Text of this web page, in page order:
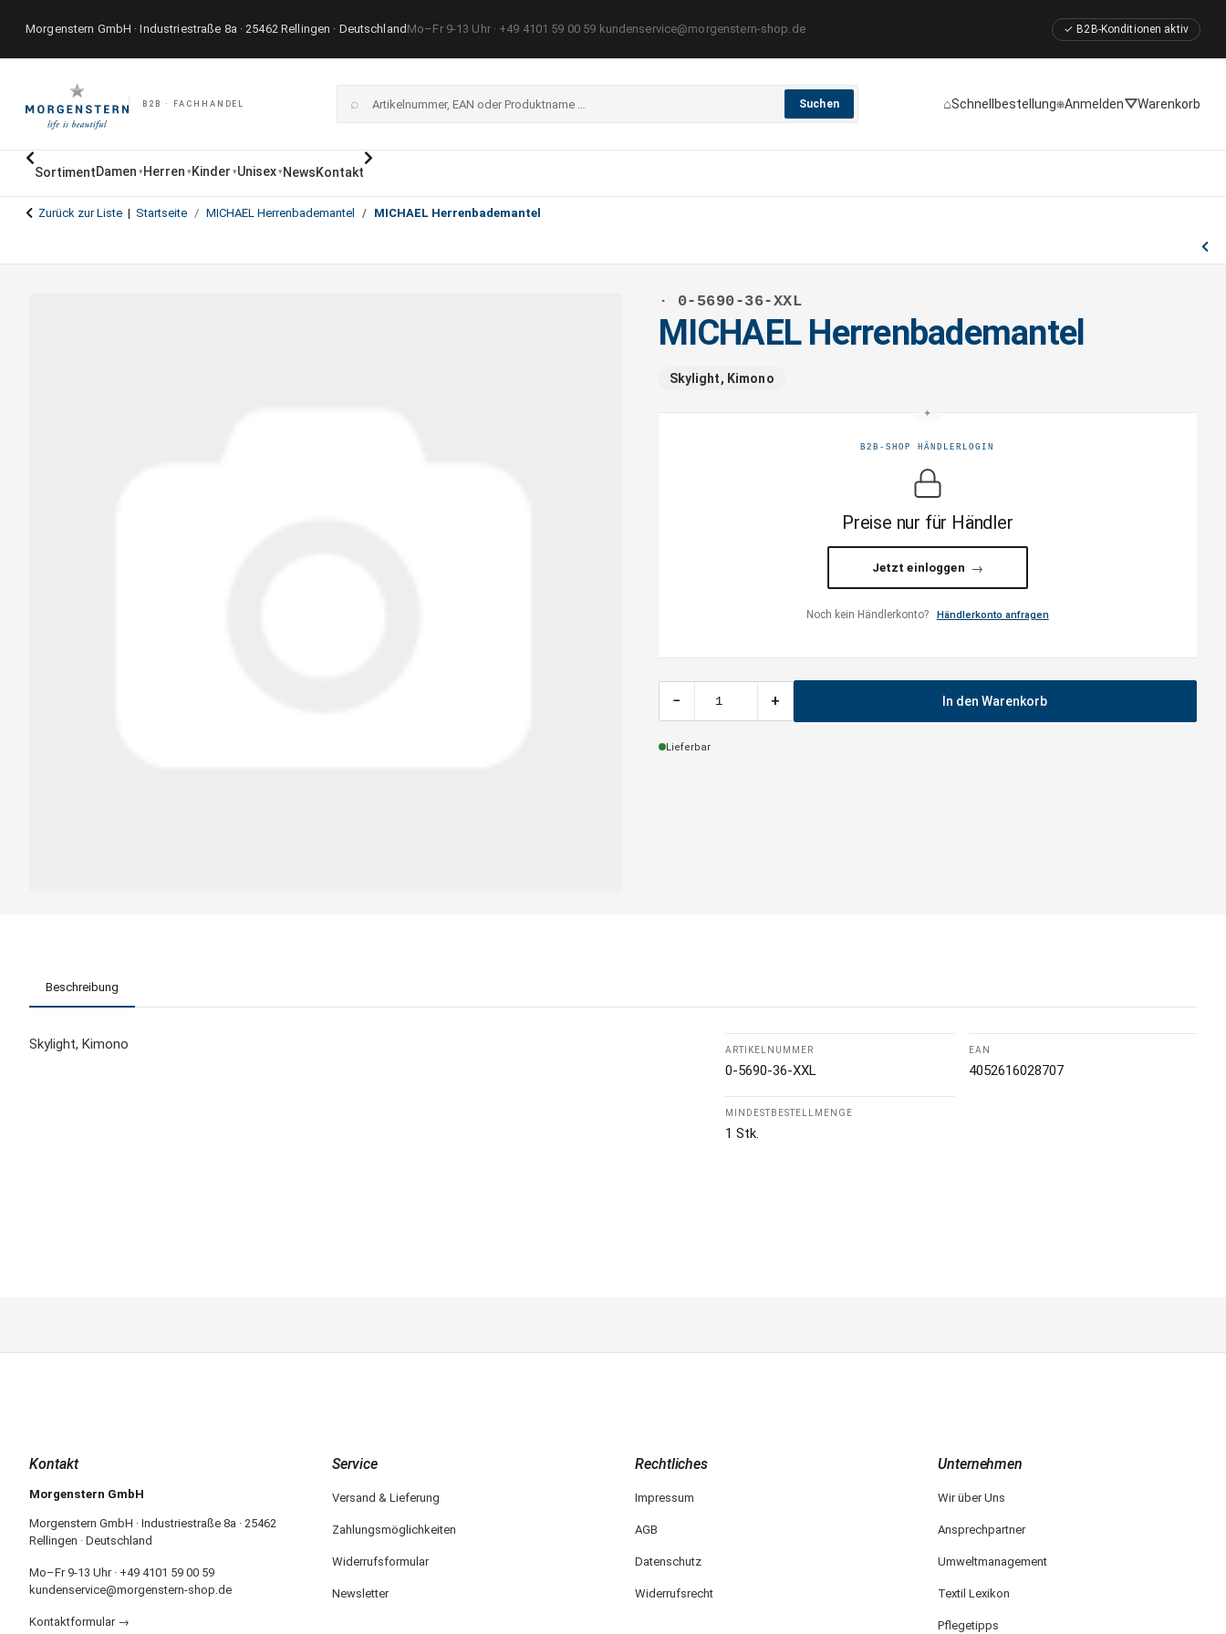
Morgenstern GmbH · Industriestraße 8a · 25462 Rellingen · Deutschland Mo–Fr 9-13 Uhr · +49 4101 59 00 59 kundenservice@morgenstern-shop.de ✓ B2B-Konditionen aktiv
B2B · FACHHANDEL ⌕ Suchen ⌂Schnellbestellung⎈Anmelden⛛Warenkorb
SortimentDamen ▾ Herren ▾ Kinder ▾Unisex ▾ NewsKontakt
Zurück zur Liste Startseite MICHAEL Herrenbademantel MICHAEL Herrenbademantel
· 0-5690-36-XXL
MICHAEL Herrenbademantel
Skylight, Kimono
B2B-SHOP HÄNDLERLOGIN
Preise nur für Händler
Jetzt einloggen
Noch kein Händlerkonto? Händlerkonto anfragen
− + In den Warenkorb
Lieferbar
Beschreibung
Skylight, Kimono ARTIKELNUMMER
0-5690-36-XXL
EAN
4052616028707
MINDESTBESTELLMENGE
1 Stk.
Kontakt
Morgenstern GmbH
Morgenstern GmbH · Industriestraße 8a · 25462
Rellingen · Deutschland
Mo–Fr 9-13 Uhr · +49 4101 59 00 59
kundenservice@morgenstern-shop.de
Kontaktformular →
Service
Versand & Lieferung
Zahlungsmöglichkeiten
Widerrufsformular
Newsletter
Rechtliches
Impressum
AGB
Datenschutz
Widerrufsrecht
Unternehmen
Wir über Uns
Ansprechpartner
Umweltmanagement
Textil Lexikon
Pflegetipps